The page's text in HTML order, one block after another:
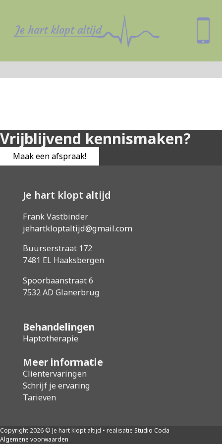
Vrijblijvend kennismaken?
Maak een afspraak!
Je hart klopt altijd
Frank Vastbinder
jehartkloptaltijd@gmail.com
Buurserstraat 172
7481 EL Haaksbergen
Spoorbaanstraat 6
7532 AD Glanerbrug
Behandelingen
Haptotherapie
Meer informatie
Clientervaringen
Schrijf je ervaring
Tarieven
Copyright 2026 © Je hart klopt altijd • realisatie Studio Coda
Algemene voorwaarden